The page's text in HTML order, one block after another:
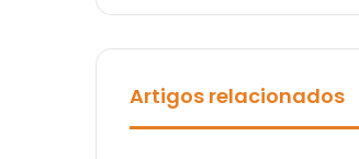
Artigos relacionados